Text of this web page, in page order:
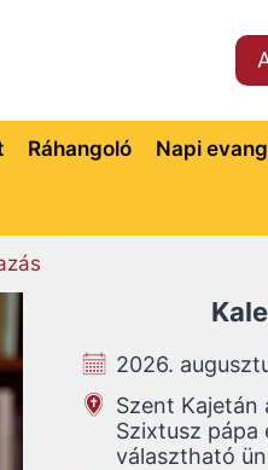
Ráhangoló Napi
2026.
Szent Kajetán
Szixtusz pápa
választható